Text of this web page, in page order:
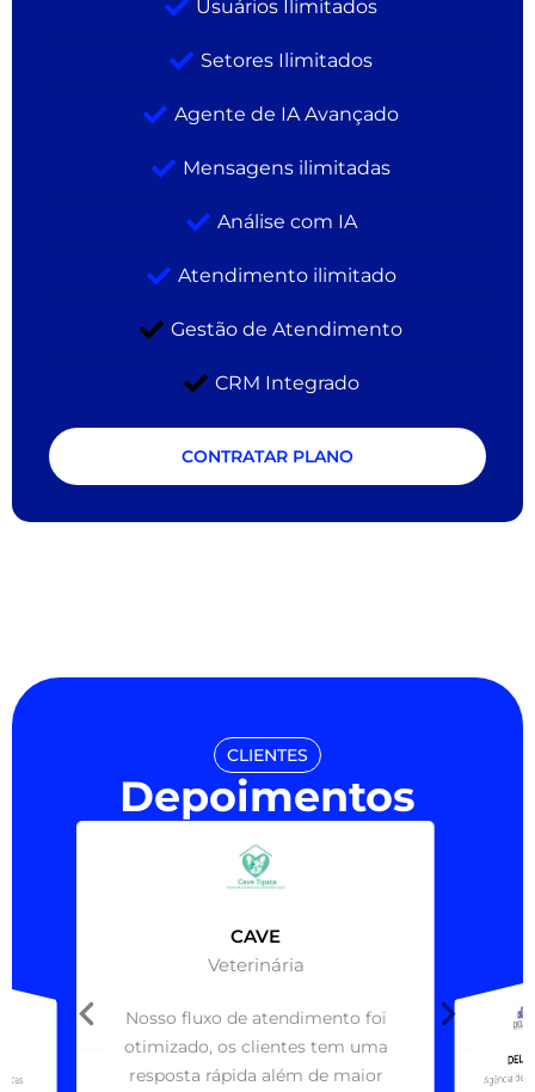
Usuários Ilimitados
Setores Ilimitados
Agente de IA Avançado
Mensagens ilimitadas
Análise com IA
Atendimento ilimitado
Gestão de Atendimento
CRM Integrado
CONTRATAR PLANO
CLIENTES
Depoimentos
CAVE
Veterinária
Nosso fluxo de atendimento foi
otimizado, os clientes tem uma
resposta rápida além de maior
Agência de